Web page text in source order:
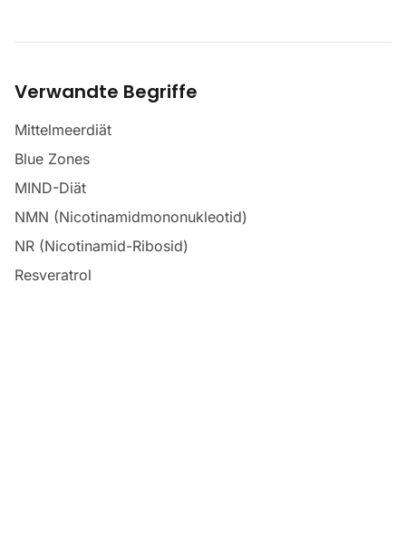
Verwandte Begriffe
Mittelmeerdiät
Blue Zones
MIND-Diät
NMN (Nicotinamidmononukleotid)
NR (Nicotinamid-Ribosid)
Resveratrol